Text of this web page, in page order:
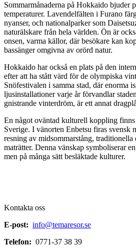
Sommarmånaderna på Hokkaido bjuder
temperaturer. Lavendelfälten i Furano
nyanser, och nationalparker som
naturälskare från hela världen. Ön är
onsen, varma källor, där besökare kan
bassänger omgivna av orörd natur.
Hokkaido har också en plats på den
efter att ha stått värd för de olympiska
Snöfestivalen i samma stad, där enorma
ljusinstallationer varje år förvandlar
gnistrande vinterdröm, är ett annat
En något oväntad kulturell koppling
Sverige. I vänorten Enbetsu firas svensk
resning av midsommarstång, traditionella
maträtter. Denna vänskap symboliserar
men på många sätt besläktade kulturer.
Kontakta oss
E-post: info@temaresor.se
Telefon: 0771-37 38 39